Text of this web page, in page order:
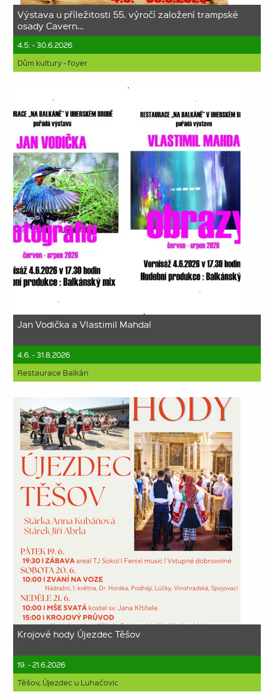
Výstava u příležitosti 55. výročí založení trampské
osady Cavern…
4.5. - 30.6.2026
Dům kultury - foyer
Jan Vodička a Vlastimil Mahdal
4.6. - 31.8.2026
Restaurace Balkán
Krojové hody Újezdec Těšov
19. - 21.6.2026
Těšov, Újezdec u Luhačovic